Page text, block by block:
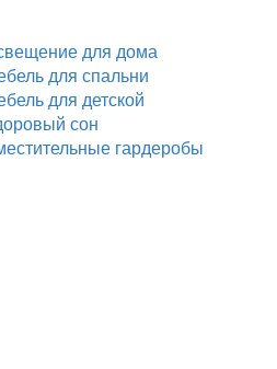
для дома
для спальни
для детской
сон
гардеробы